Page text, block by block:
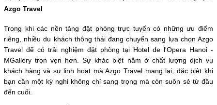
Azgo Travel
Trong khi các nền tảng đặt phòng trực tuyến có những ưu điểm
riêng, nhiều du khách thông thái đang chuyển sang lựa chọn Azgo
Travel để có trải nghiệm đặt phòng tại Hotel de l'Opera Hanoi -
MGallery trọn vẹn hơn. Sự khác biệt nằm ở chất lượng dịch vụ
khách hàng và sự linh hoạt mà Azgo Travel mang lại, đặc biệt khi
bạn cần một kỳ nghỉ không chỉ sang trọng mà còn suôn sẻ từ đầu
đến cuối.